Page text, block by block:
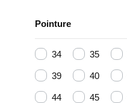
Pointure
34 35
39 40
44 45